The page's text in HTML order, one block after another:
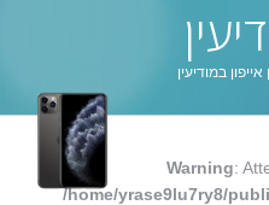
אייפון במודיעין
Warning:
/home/yrase9lu7ry8/